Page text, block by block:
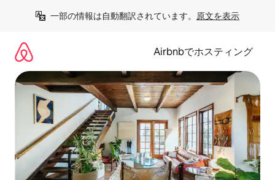
一部の情報は自動翻訳されています。 原文を表示
Airbnbでホスティング